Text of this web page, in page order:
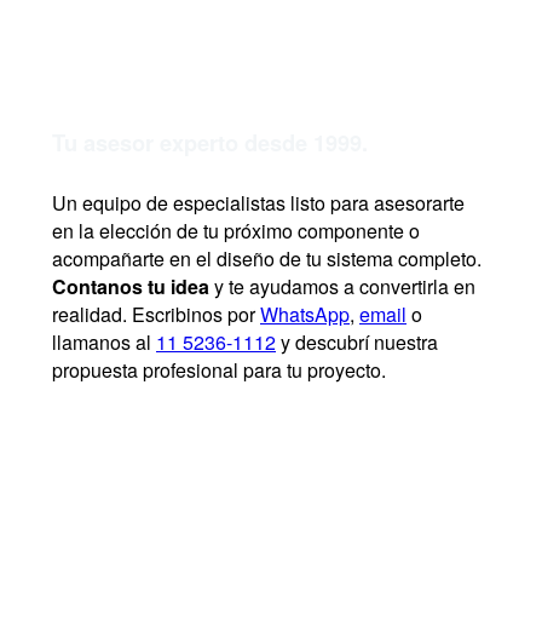
Un equipo de especialistas listo para asesorarte
en la elección de tu próximo componente o
acompañarte en el diseño de tu sistema completo.
Contanos tu ideay te ayudamos a convertirla en
realidad. Escribinos porWhatsApp, email o
llamanos al 11 5236-1112y descubrí nuestra
propuesta profesional para tu proyecto.